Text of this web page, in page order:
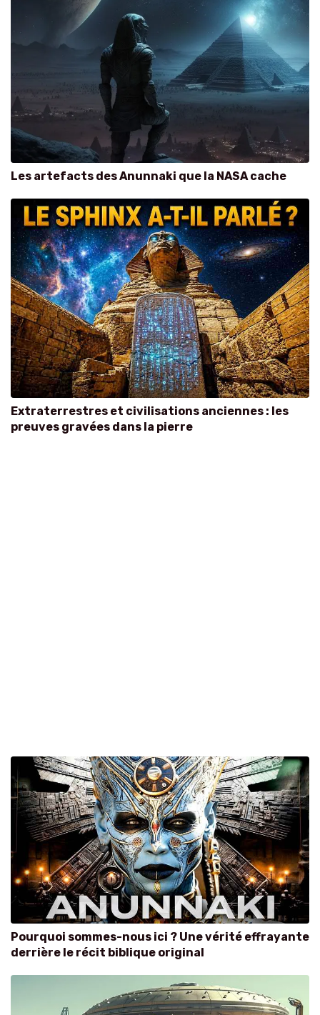
Les artefacts des Anunnaki que la NASA cache
Extraterrestres et civilisations anciennes : les
preuves gravées dans la pierre
Pourquoi sommes-nous ici ? Une vérité effrayante
derrière le récit biblique original